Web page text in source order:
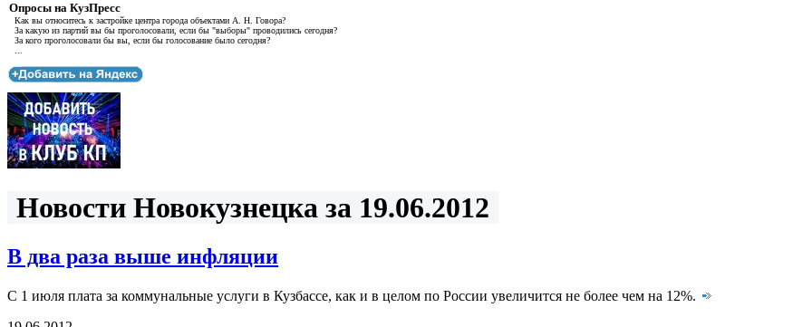
Опросы на КузПресс
Как вы относитесь к застройке центра города объектами А. Н. Говора?
За какую из партий вы бы проголосовали, если бы "выборы" проводились сегодня?
За кого проголосовали бы вы, если бы голосование было сегодня?
Новости Новокузнецка за 19.06.2012
В два раза выше инфляции
С 1 июля плата за коммунальные услуги в Кузбассе, как и в целом по России увеличится не более чем на 12%.